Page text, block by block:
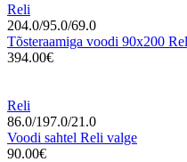
Reli
204.0/95.0/69.0
Tõsteraamiga voodi 90x200
394.00€
Reli
86.0/197.0/21.0
Voodi sahtel Reli valge
90.00€